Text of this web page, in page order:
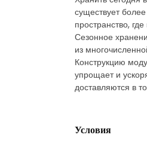
существует
пространство,
Сезонное
из
Конструкцию
упрощает и
доставляются в
Условия